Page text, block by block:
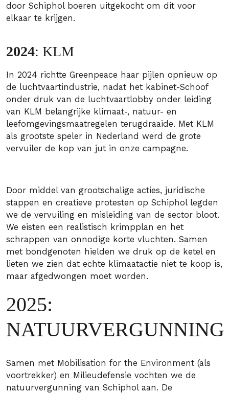
door Schiphol boeren uitgekocht om dit voor
elkaar te krijgen.
2024: KLM
In 2024 richtte Greenpeace haar pijlen opnieuw op
de luchtvaartindustrie, nadat het kabinet-Schoof
onder druk van de luchtvaartlobby onder leiding
van KLM belangrijke klimaat-, natuur- en
leefomgevingsmaatregelen terugdraaide. Met KLM
als grootste speler in Nederland werd de grote
vervuiler de kop van jut in onze campagne.
Door middel van grootschalige acties, juridische
stappen en creatieve protesten op Schiphol legden
we de vervuiling en misleiding van de sector bloot.
We eisten een realistisch krimpplan en het
schrappen van onnodige korte vluchten. Samen
met bondgenoten hielden we druk op de ketel en
lieten we zien dat echte klimaatactie niet te koop is,
maar afgedwongen moet worden.
2025:
NATUURVERGUNNING
Samen met Mobilisation for the Environment (als
voortrekker) en Milieudefensie vochten we de
natuurvergunning van Schiphol aan. De